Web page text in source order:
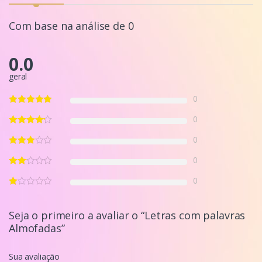
Com base na análise de 0
0.0
geral
0
0
0
0
0
Seja o primeiro a avaliar o “Letras com palavras
Almofadas”
Sua avaliação